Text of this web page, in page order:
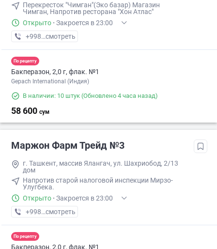
Перекресток "Чимган"(Эко базар) Магазин
Чимган, Напротив ресторана "Хон Атлас"
Открыто · Закроется в 23:00
+998 (99) XXX-XX-XX
смотреть
По рецепту
Бакперазон, 2,0 г, флак. №1
Gepach International (Индия)
В наличии: 10 штук (Обновлено 4 часа назад)
58 600 сум
Маржон Фарм Трейд №3
г. Ташкент, массив Ялангач, ул. Шахриобод, 2/13
дом
Напротив старой налоговой инспекции Мирзо-
Улугбека.
Открыто · Закроется в 23:00
+998 (99) XXX-XX-XX
смотреть
По рецепту
Бакперазон, 2,0 г, флак. №1